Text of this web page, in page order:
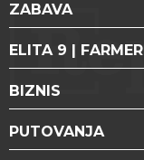
ZABAVA
ELITA 9 | FARMERI
BIZNIS
PUTOVANJA